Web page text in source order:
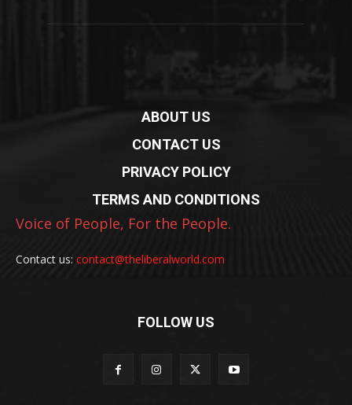
ABOUT US
CONTACT US
PRIVACY POLICY
TERMS AND CONDITIONS
Voice of People, For the People.
Contact us: contact@theliberalworld.com
FOLLOW US